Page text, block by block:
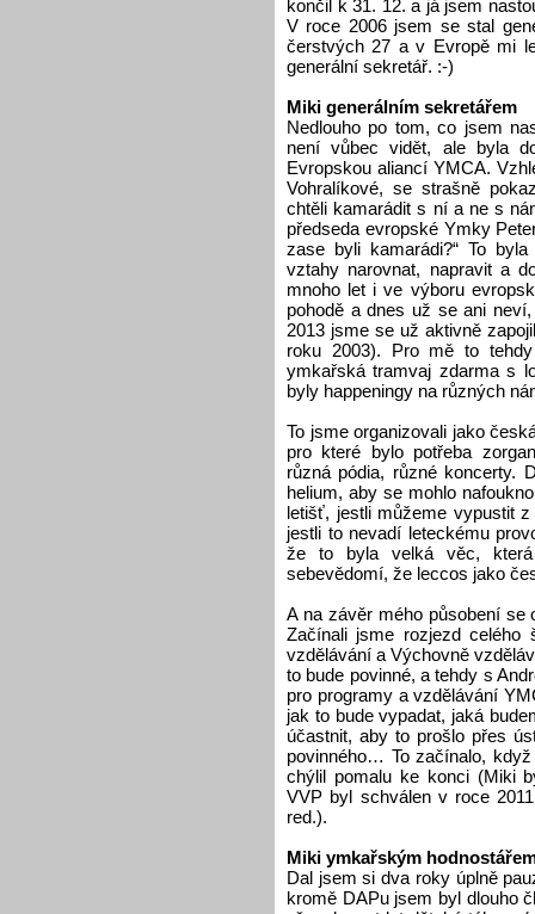
končil k 31. 12. a já jsem
V roce 2006 jsem se stal
čerstvých 27 a v Evropě mi
generální sekretář. :-)
Miki generálním sekretářem
Nedlouho po tom, co jsem
není vůbec vidět, ale byla
Evropskou aliancí YMCA.
Vohralíkové, se strašně
chtěli kamarádit s ní a ne s
předseda evropské Ymky
zase byli kamarádi?“ To
vztahy narovnat, napravit a
mnoho let i ve výboru
pohodě a dnes už se ani
2013 jsme se už aktivně
roku 2003). Pro mě to
ymkařská tramvaj zdarma s
byly happeningy na různých
To jsme organizovali jako
pro které bylo potřeba
různá pódia, různé koncerty.
helium, aby se mohlo
letišť, jestli můžeme vypustit
jestli to nevadí leteckému
že to byla velká věc,
sebevědomí, že leccos jako
A na závěr mého působení se
Začínali jsme rozjezd celého
vzdělávání a Výchovně
to bude povinné, a tehdy s
pro programy a vzdělávání
jak to bude vypadat, jaká
účastnit, aby to prošlo přes
povinného… To začínalo,
chýlil pomalu ke konci (Miki
VVP byl schválen v roce
red.).
Miki ymkařským
Dal jsem si dva roky úplně
kromě DAPu jsem byl dlouho